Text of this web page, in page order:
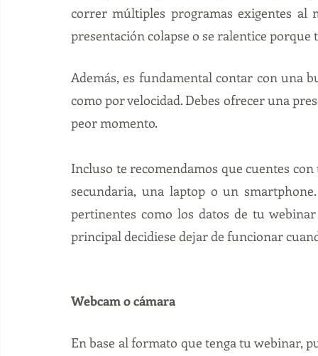
correr múltiples programas exigentes
presentación colapse o se ralentice
Además, es fundamental contar con una
como por velocidad. Debes ofrecer una
peor momento.
Incluso te recomendamos que cuentes
secundaria, una laptop o un
pertinentes como los datos de tu
principal decidiese dejar de funcionar
Webcam o cámara
En base al formato que tenga tu webinar,